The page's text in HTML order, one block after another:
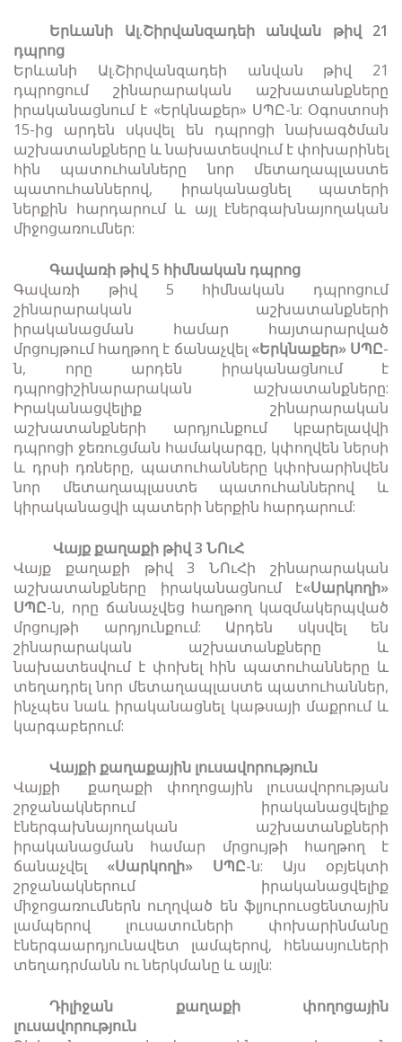
Երևանի Ալ.Շիրվանզադեի անվան թիվ 21
դպրոց
Երևանի Ալ.Շիրվանզադեի անվան թիվ 21
դպրոցում շինարարական աշխատանքները
իրականացնում է «Երկնաքեր» ՍՊԸ-ն: Օգոստոսի
15-ից արդեն սկսվել են դպրոցի նախագծման
աշխատանքները և նախատեսվում է փոխարինել
հին պատուհանները նոր մետաղապլաստե
պատուհաններով, իրականացնել պատերի
ներքին հարդարում և այլ էներգախնայողական
միջոցառումներ:
Գավառի թիվ 5 հիմնական դպրոց
Գավառի թիվ 5 հիմնական դպրոցում
շինարարական աշխատանքների
իրականացման համար հայտարարված
մրցույթում հաղթող է ճանաչվել «Երկնաքեր» ՍՊԸ-
ն, որը արդեն իրականացնում է
դպրոցիշինարարական աշխատանքները:
Իրականացվելիք շինարարական
աշխատանքների արդյունքում կբարելավվի
դպրոցի ջեռուցման համակարգը, կփողվեն ներսի
և դրսի դռները, պատուհանները կփոխարինվեն
նոր մետաղապլաստե պատուհաններով և
կիրականացվի պատերի ներքին հարդարում:
Վայք քաղաքի թիվ 3 ՆՈւՀ
Վայք քաղաքի թիվ 3 ՆՈւՀի շինարարական
աշխատանքները իրականացնում է«Սարկողի»
ՍՊԸ-ն, որը ճանաչվեց հաղթող կազմակերպված
մրցույթի արդյունքում: Արդեն սկսվել են
շինարարական աշխատանքները և
նախատեսվում է փոխել հին պատուհանները և
տեղադրել նոր մետաղապլաստե պատուհաններ,
ինչպես նաև իրականացնել կաթսայի մաքրում և
կարգաբերում:
Վայքի քաղաքային լուսավորություն
Վայքի քաղաքի փողոցային լուսավորության
շրջանակներում իրականացվելիք
էներգախնայողական աշխատանքների
իրականացման համար մրցույթի հաղթող է
ճանաչվել «Սարկողի» ՍՊԸ-ն: Այս օբյեկտի
շրջանակներում իրականացվելիք
միջոցառումներն ուղղված են ֆլյուրուսցենտային
լամպերով լուսատուների փոխարինմանը
էներգաարդյունավետ լամպերով, հենասյուների
տեղադրմանն ու ներկմանը և այլն:
Դիլիջան քաղաքի փողոցային
լուսավորություն